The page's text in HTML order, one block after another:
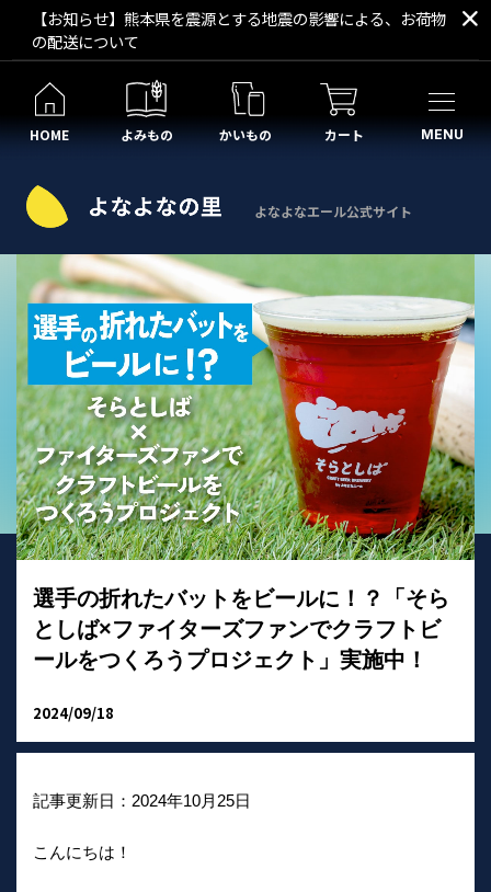
【お知らせ】熊本県を震源とする地震の影響による、お荷物
の配送について
HOME よみもの かいもの カート MENU
よなよなエール公式サイト
選手の折れたバットをビールに！？「そら
としば×ファイターズファンでクラフトビ
ールをつくろうプロジェクト」実施中！
2024/09/18
記事更新日：2024年10月25日
こんにちは！